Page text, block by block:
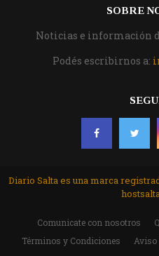
SOBRE
Noticias e información
Podés escribirnos a:
Diario Salta es una marca
Comunicate con nosotros
Términos y Condiciones
Aviso